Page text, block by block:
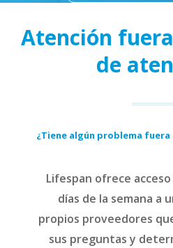
Atención
de
¿Tiene algún problema
Lifespan ofrece acceso
días de la semana a
propios proveedores
sus preguntas y